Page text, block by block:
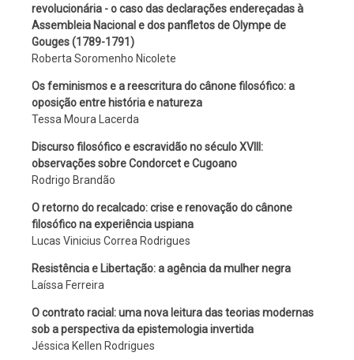
revolucionária - o caso das declarações endereçadas à
Assembleia Nacional e dos panfletos de Olympe de
Gouges (1789-1791)
Roberta Soromenho Nicolete
Os feminismos e a reescritura do cânone filosófico: a
oposição entre história e natureza
Tessa Moura Lacerda
Discurso filosófico e escravidão no século XVIII:
observações sobre Condorcet e Cugoano
Rodrigo Brandão
O retorno do recalcado: crise e renovação do cânone
filosófico na experiência uspiana
Lucas Vinicius Correa Rodrigues
Resistência e Libertação: a agência da mulher negra
Laíssa Ferreira
O contrato racial: uma nova leitura das teorias modernas
sob a perspectiva da epistemologia invertida
Jéssica Kellen Rodrigues